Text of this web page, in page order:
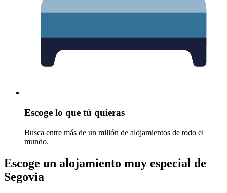
Escoge lo que tú quieras
Busca entre más de un millón de alojamientos de todo el
mundo.
Escoge un alojamiento muy especial de
Segovia